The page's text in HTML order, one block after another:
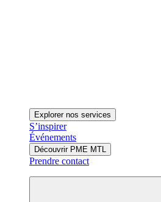
Explorer nos services
S’inspirer
Événements
Découvrir PME MTL
Prendre contact